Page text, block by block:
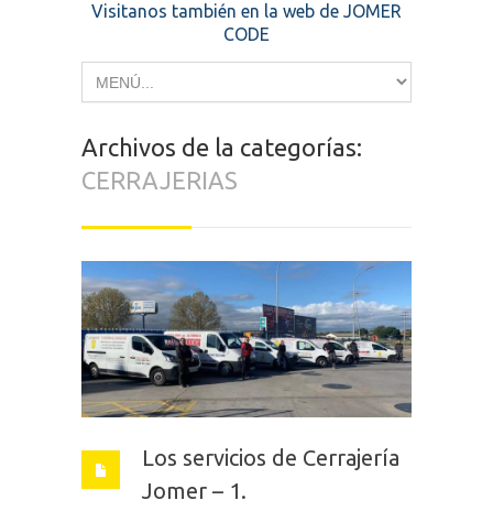
Visitanos también en la web de JOMER
CODE
Archivos de la categorías:
CERRAJERIAS
Los servicios de Cerrajería
Jomer – 1.